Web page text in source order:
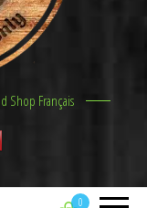
Shop Français
0